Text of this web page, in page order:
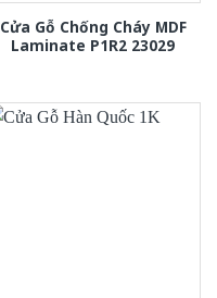
Cửa Gỗ Chống Cháy MDF
Laminate P1R2 23029